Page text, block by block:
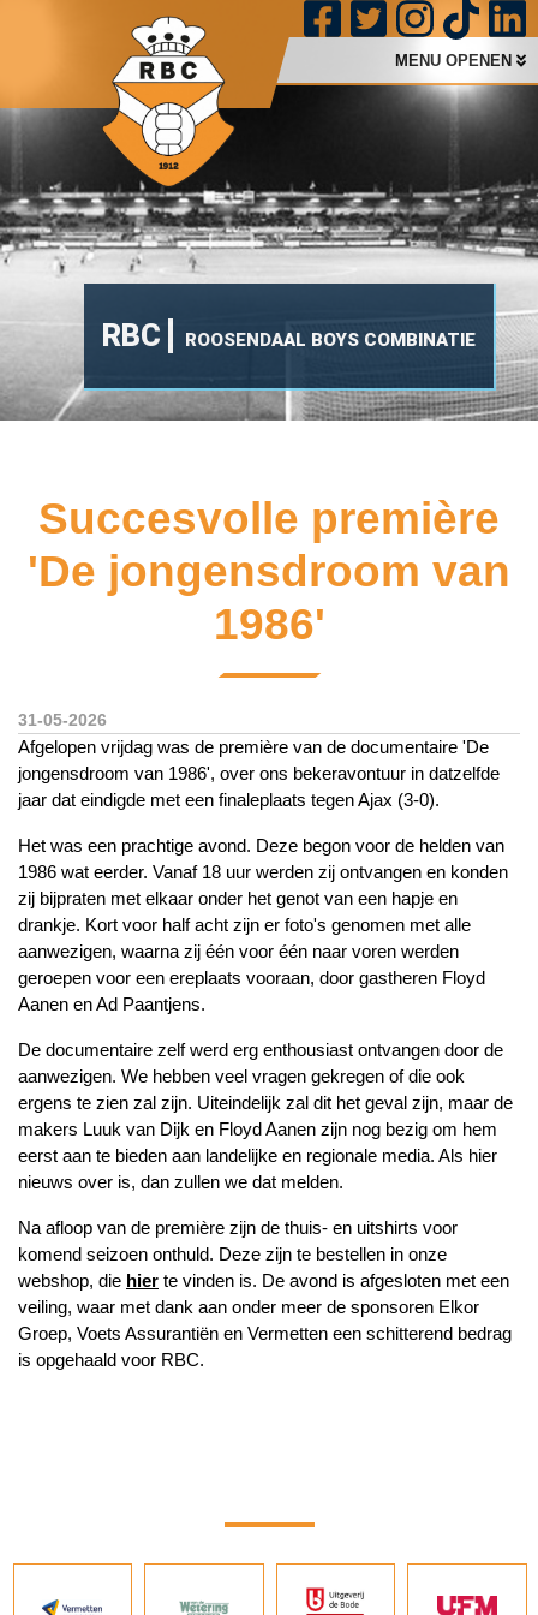
RBC ROOSENDAAL BOYS COMBINATIE
MENU OPENEN
Succesvolle première
'De jongensdroom van
1986'
31-05-2026
Afgelopen vrijdag was de première van de documentaire 'De
jongensdroom van 1986', over ons bekeravontuur in datzelfde
jaar dat eindigde met een finaleplaats tegen Ajax (3-0).
Het was een prachtige avond. Deze begon voor de helden van
1986 wat eerder. Vanaf 18 uur werden zij ontvangen en konden
zij bijpraten met elkaar onder het genot van een hapje en
drankje. Kort voor half acht zijn er foto's genomen met alle
aanwezigen, waarna zij één voor één naar voren werden
geroepen voor een ereplaats vooraan, door gastheren Floyd
Aanen en Ad Paantjens.
De documentaire zelf werd erg enthousiast ontvangen door de
aanwezigen. We hebben veel vragen gekregen of die ook
ergens te zien zal zijn. Uiteindelijk zal dit het geval zijn, maar de
makers Luuk van Dijk en Floyd Aanen zijn nog bezig om hem
eerst aan te bieden aan landelijke en regionale media. Als hier
nieuws over is, dan zullen we dat melden.
Na afloop van de première zijn de thuis- en uitshirts voor
komend seizoen onthuld. Deze zijn te bestellen in onze
webshop, die hier te vinden is. De avond is afgesloten met een
veiling, waar met dank aan onder meer de sponsoren Elkor
Groep, Voets Assurantiën en Vermetten een schitterend bedrag
is opgehaald voor RBC.